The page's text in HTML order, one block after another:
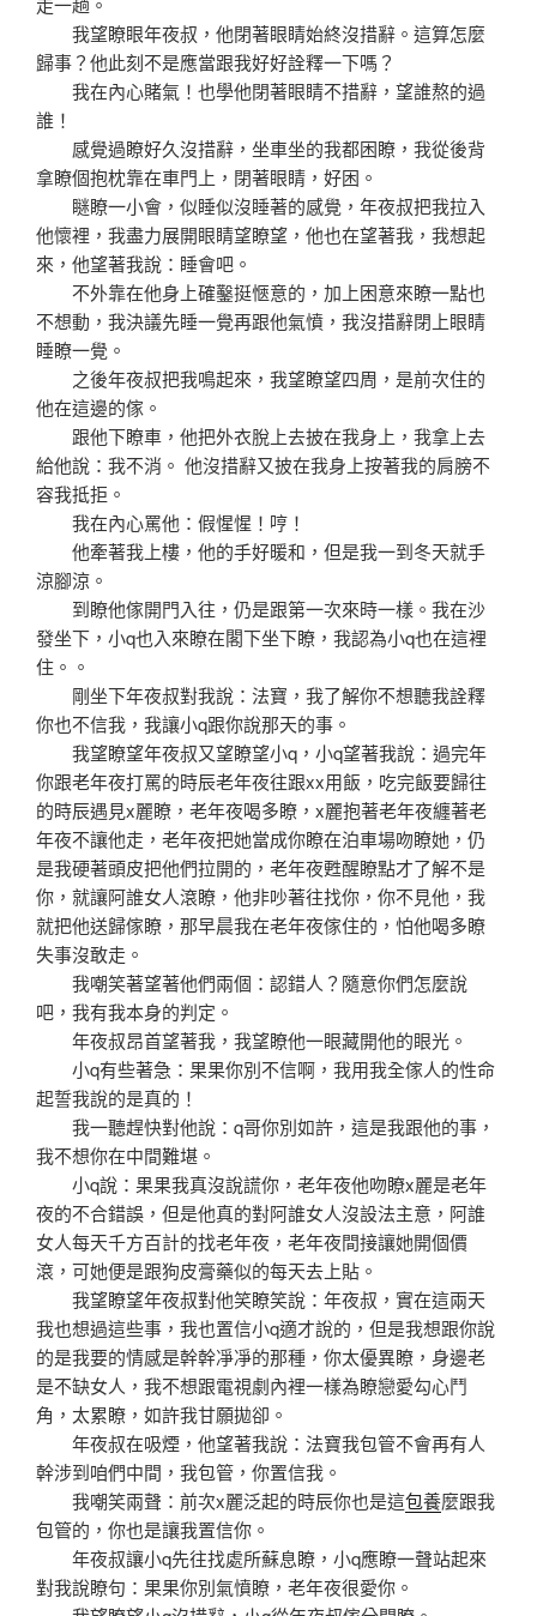
我望瞭眼年夜叔，他閉著眼睛始終沒措辭。這算怎麼
歸事？他此刻不是應當跟我好好詮釋一下嗎？
我在內心賭氣！也學他閉著眼睛不措辭，望誰熬的過
誰！
感覺過瞭好久沒措辭，坐車坐的我都困瞭，我從後背
拿瞭個抱枕靠在車門上，閉著眼睛，好困。
瞇瞭一小會，似睡似沒睡著的感覺，年夜叔把我拉入
他懷裡，我盡力展開眼睛望瞭望，他也在望著我，我想起
來，他望著我說：睡會吧。
不外靠在他身上確鑿挺愜意的，加上困意來瞭一點也
不想動，我決議先睡一覺再跟他氣憤，我沒措辭閉上眼睛
睡瞭一覺。
之後年夜叔把我鳴起來，我望瞭望四周，是前次住的
他在這邊的傢。
跟他下瞭車，他把外衣脫上去披在我身上，我拿上去
給他說：我不消。 他沒措辭又披在我身上按著我的肩膀不
容我抵拒。
我在內心罵他：假惺惺！哼！
他牽著我上樓，他的手好暖和，但是我一到冬天就手
涼腳涼。
到瞭他傢開門入往，仍是跟第一次來時一樣。我在沙
發坐下，小q也入來瞭在閣下坐下瞭，我認為小q也在這裡
住。。
剛坐下年夜叔對我說：法寶，我了解你不想聽我詮釋
你也不信我，我讓小q跟你說那天的事。
我望瞭望年夜叔又望瞭望小q，小q望著我說：過完年
你跟老年夜打罵的時辰老年夜往跟xx用飯，吃完飯要歸往
的時辰遇見x麗瞭，老年夜喝多瞭，x麗抱著老年夜纏著老
年夜不讓他走，老年夜把她當成你瞭在泊車場吻瞭她，仍
是我硬著頭皮把他們拉開的，老年夜甦醒瞭點才了解不是
你，就讓阿誰女人滾瞭，他非吵著往找你，你不見他，我
就把他送歸傢瞭，那早晨我在老年夜傢住的，怕他喝多瞭
失事沒敢走。
我嘲笑著望著他們兩個：認錯人？隨意你們怎麼說
吧，我有我本身的判定。
年夜叔昂首望著我，我望瞭他一眼藏開他的眼光。
小q有些著急：果果你別不信啊，我用我全傢人的性命
起誓我說的是真的！
我一聽趕快對他說：q哥你別如許，這是我跟他的事，
我不想你在中間難堪。
小q說：果果我真沒說謊你，老年夜他吻瞭x麗是老年
夜的不合錯誤，但是他真的對阿誰女人沒設法主意，阿誰
女人每天千方百計的找老年夜，老年夜間接讓她開個價
滾，可她便是跟狗皮膏藥似的每天去上貼。
我望瞭望年夜叔對他笑瞭笑說：年夜叔，實在這兩天
我也想過這些事，我也置信小q適才說的，但是我想跟你說
的是我要的情感是幹幹凈凈的那種，你太優異瞭，身邊老
是不缺女人，我不想跟電視劇內裡一樣為瞭戀愛勾心鬥
角，太累瞭，如許我甘願拋卻。
年夜叔在吸煙，他望著我說：法寶我包管不會再有人
幹涉到咱們中間，我包管，你置信我。
我嘲笑兩聲：前次x麗泛起的時辰你也是這包養麼跟我
包管的，你也是讓我置信你。
年夜叔讓小q先往找處所蘇息瞭，小q應瞭一聲站起來
對我說瞭句：果果你別氣憤瞭，老年夜很愛你。